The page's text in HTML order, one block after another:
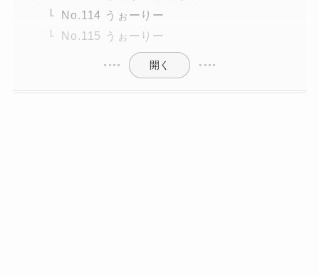
No.114 うぉーりー
No.115 うぉーりー
開く